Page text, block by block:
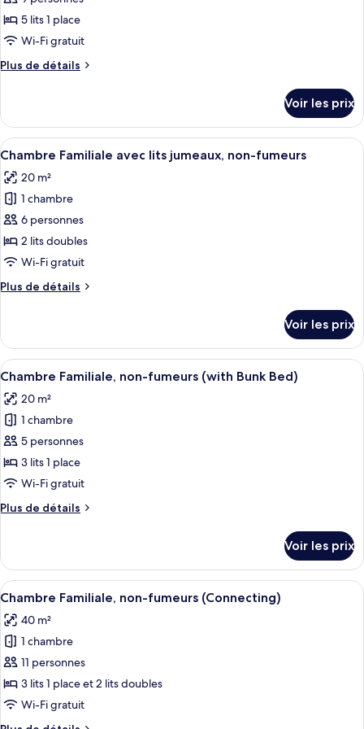
type
de
chambre :
Chambre,
fumeurs,
chambres
communicantes
(for
5
People)
5 lits 1 place
Wi-Fi gratuit
Plus de détails
Plus
le
type
de
Chambre,
non-
fumeurs,
chambres
communicantes
(for
People)
Voir les prix
Afficher
toutes
les
photos
pour
ce
type
chambre :
avec
lits
jumeaux,
non-
fumeurs
Coffres-forts dans les chambres,
7
Chambre Familiale avec lits jumeaux, non-fumeurs
20 m²
1 chambre
6 personnes
2 lits doubles
Wi-Fi gratuit
Plus de détails
Plus
le
type
de
Chambre
Familiale
avec
lits
jumeaux,
non-
fumeurs
Voir les prix
Afficher
toutes
les
photos
pour
ce
type
chambre :
non-
fumeurs
(with
Bunk
Bed)
Coffres-forts dans les chambres,
8
Chambre Familiale, non-fumeurs (with Bunk Bed)
20 m²
1 chambre
5 personnes
3 lits 1 place
Wi-Fi gratuit
Plus de détails
Plus
le
type
de
Chambre
Familiale,
non-
fumeurs
(with
Bunk
Bed)
Voir les prix
Afficher
toutes
les
photos
pour
ce
type
Chambre Familiale, non-fumeurs
9
Chambre Familiale, non-fumeurs (Connecting)
40 m²
1 chambre
11 personnes
3 lits 1 place et 2 lits doubles
Wi-Fi gratuit